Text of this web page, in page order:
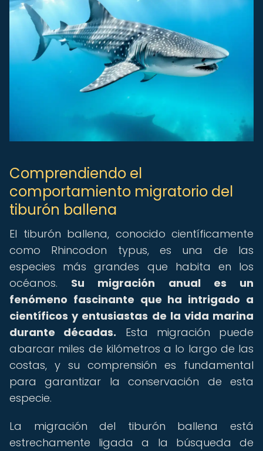
Comprendiendo el
comportamiento migratorio del
tiburón ballena
El tiburón ballena, conocido científicamente
como Rhincodon typus, es una de las
especies más grandes que habita en los
océanos. Su migración anual es un
fenómeno fascinante que ha intrigado a
científicos y entusiastas de la vida marina
durante décadas. Esta migración puede
abarcar miles de kilómetros a lo largo de las
costas, y su comprensión es fundamental
para garantizar la conservación de esta
especie.
La migración del tiburón ballena está
estrechamente ligada a la búsqueda de